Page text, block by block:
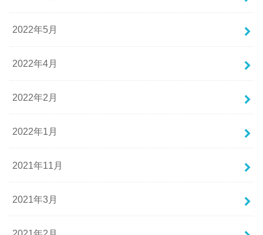
2022年5月
2022年4月
2022年2月
2022年1月
2021年11月
2021年3月